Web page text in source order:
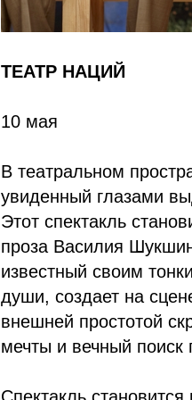
ТЕАТР НАЦИЙ
10 мая
В театральном
увиденный глазами
Этот спектакль
проза Василия
известный своим
души, создает на
внешней простотой
мечты и вечный поиск